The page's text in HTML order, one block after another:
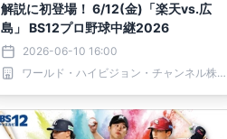
解説に初登場！ 6/12(金)「楽天vs.広
島」 BS12プロ野球中継2026
2026-06-10 16:00
ワールド・ハイビジョン・チャンネル株式会社